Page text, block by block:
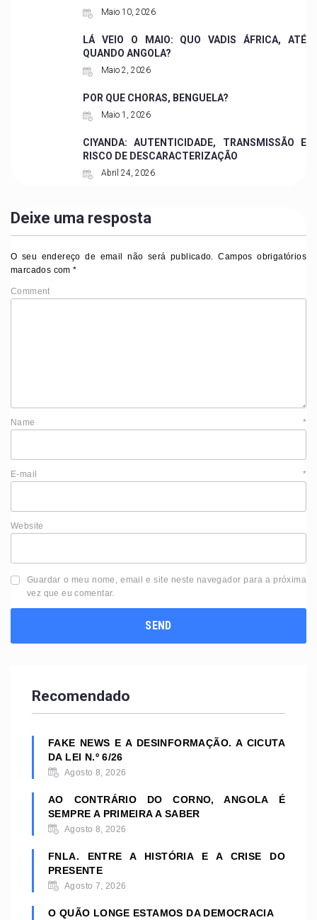
Maio 10, 2026
LÁ VEIO O MAIO: QUO VADIS ÁFRICA, ATÉ
QUANDO ANGOLA?
Maio 2, 2026
POR QUE CHORAS, BENGUELA?
Maio 1, 2026
CIYANDA: AUTENTICIDADE, TRANSMISSÃO E
RISCO DE DESCARACTERIZAÇÃO
Abril 24, 2026
Deixe uma resposta
O seu endereço de email não será publicado.
Campos obrigatórios
marcados com*
Comment
Name *
E-mail *
Website
Guardar o meu nome, email e site neste navegador para a próxima
vez que eu comentar.
Recomendado
FAKE NEWS E A DESINFORMAÇÃO. A CICUTA
DA LEI N.º 6/26
Agosto 8, 2026
AO CONTRÁRIO DO CORNO, ANGOLA É
SEMPRE A PRIMEIRA A SABER
Agosto 8, 2026
FNLA. ENTRE A HISTÓRIA E A CRISE DO
PRESENTE
Agosto 7, 2026
O QUÃO LONGE ESTAMOS DA DEMOCRACIA